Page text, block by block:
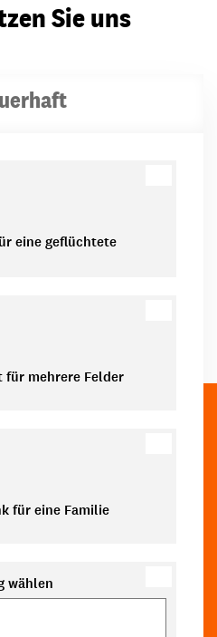
Sie uns
eine geflüchtete
für mehrere Felder
für eine Familie
wählen